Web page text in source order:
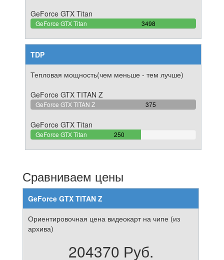
GeForce GTX Titan
GeForce GTX Titan 3498
100%
TDP
Тепловая мощность(чем меньше - тем лучше)
GeForce GTX TITAN Z
GeForce GTX TITAN Z 375
100%
GeForce GTX Titan
GeForce GTX Titan 250
66.666666666667%
Сравниваем цены
GeForce GTX TITAN Z
Ориентировочная цена видеокарт на чипе (из
архива)
204370 Руб.